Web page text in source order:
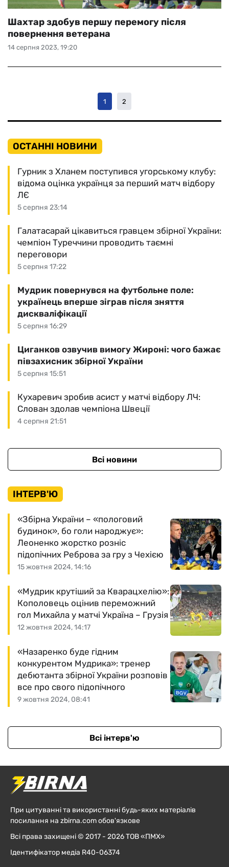
14 серпня 2023, 19:20
Шахтар здобув першу перемогу після
повернення ветерана
1 2
ОСТАННІ НОВИНИ
5 серпня 23:14
Гурник з Хланем поступився угорському клубу:
відома оцінка українця за перший матч відбору
ЛЄ
5 серпня 17:22
Галатасарай цікавиться гравцем збірної України:
чемпіон Туреччини проводить таємні
переговори
5 серпня 16:29
Мудрик повернувся на футбольне поле:
українець вперше зіграв після зняття
дискваліфікації
5 серпня 15:51
Циганков озвучив вимогу Жироні: чого бажає
півзахисник збірної України
4 серпня 21:51
Кухаревич зробив асист у матчі відбору ЛЧ:
Слован здолав чемпіона Швеції
Всі новини
ІНТЕРВ'Ю
15 жовтня 2024, 14:16
«Збірна України – «пологовий
будинок», бо голи народжує»:
Леоненко жорстко розніс
підопічних Реброва за гру з Чехією
12 жовтня 2024, 14:17
«Мудрик крутіший за Кварацхелію»:
Кополовець оцінив переможний
гол Михайла у матчі Україна – Грузія
9 жовтня 2024, 08:41
«Назаренко буде гідним
конкурентом Мудрика»: тренер
дебютанта збірної України розповів
все про свого підопічного
Всі інтерв'ю
При цитуванні та використанні будь-яких матеріалів
посилання на zbirna.com обов'язкове
Всі права захищені © 2017 - 2026 ТОВ «ПМХ»
Ідентифікатор медіа R40-06374